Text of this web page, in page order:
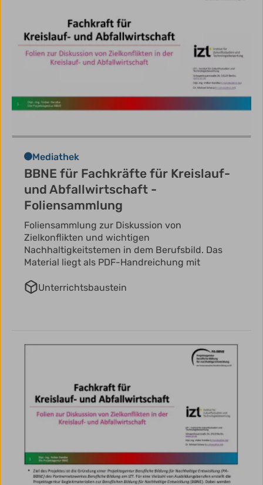
Mediathek
BBNE für Fachkräfte für Kreislauf-
und Abfallwirtschaft -
Foliensammlung
Foliensammlung zur Diskussion von
Zielkonflikten und wichtigen
Nachhaltigkeitstemen in dem Berufsbild. Das
Material liegt als PDF-Handreichung mit
Unterrichtsbaustein